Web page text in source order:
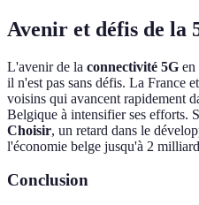
Avenir et défis de la
L'avenir de la connectivité 5G en
il n'est pas sans défis. La France
voisins qui avancent rapidement
Belgique à intensifier ses efforts.
Choisir, un retard dans le
l'économie belge jusqu'à 2
Conclusion